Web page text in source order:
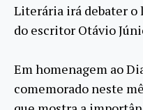
Literária irá debater o
do escritor Otávio
Em homenagem ao
comemorado neste